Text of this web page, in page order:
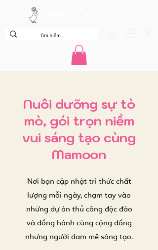
Nuôi dưỡng sự tò
mò, gói trọn niềm
vui sáng tạo cùng
Mamoon
Nơi bạn cập nhật tri thức chất
lượng mỗi ngày, chạm tay vào
những dự án thủ công độc đáo
và đồng hành cùng cộng đồng
những người đam mê sáng tạo.